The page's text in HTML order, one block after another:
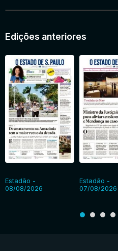
Edições anteriores
Estadão -
08/08/2026
Estadão -
07/08/2026